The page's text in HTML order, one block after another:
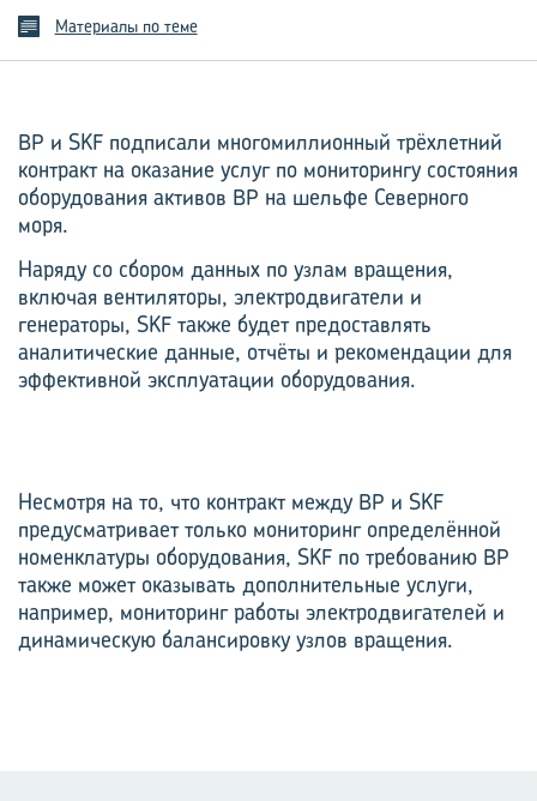
Материалы по теме
BP и SKF подписали многомиллионный трёхлетний
контракт на оказание услуг по мониторингу состояния
оборудования активов BP на шельфе ­Северного
моря.
Наряду со сбором данных по узлам вращения,
включая вентиляторы, электродвигатели и
генераторы, SKF также будет предоставлять
аналитические данные, отчёты и рекомендации для
эффективной эксплуатации оборудования.
Несмотря на то, что контракт между BP и SKF
предусматривает только мониторинг определённой
номенклатуры оборудования, SKF по требованию BP
также может оказывать дополнительные услуги,
например, мониторинг работы электродвигателей и
динамическую балансировку узлов вращения.